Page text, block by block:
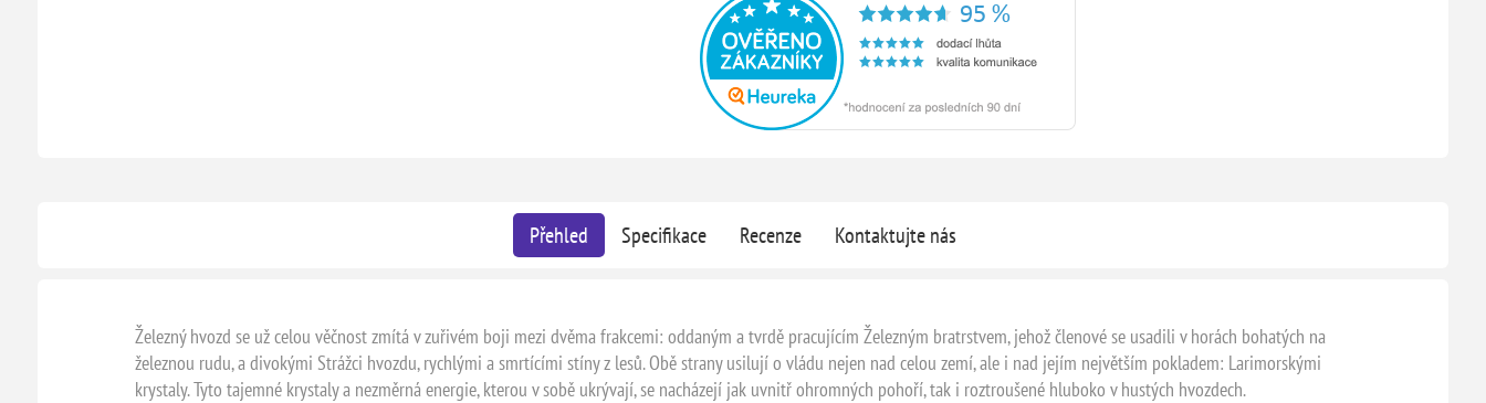
Přehled Specifikace Recenze Kontaktujte nás
Železný hvozd se už celou věčnost zmítá v zuřivém boji mezi dvěma frakcemi: oddaným a tvrdě pracujícím Železným bratrstvem, jehož členové se usadili v horách bohatých na
železnou rudu, a divokými Strážci hvozdu, rychlými a smrtícími stíny z lesů. Obě strany usilují o vládu nejen nad celou zemí, ale i nad jejím největším pokladem: Larimorskými
krystaly. Tyto tajemné krystaly a nezměrná energie, kterou v sobě ukrývají, se nacházejí jak uvnitř ohromných pohoří, tak i roztroušené hluboko v hustých hvozdech.